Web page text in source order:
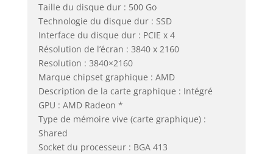
Taille du disque dur : 500 Go
Technologie du disque dur : SSD
Interface du disque dur : PCIE x 4
Résolution de l’écran : 3840 x 2160
Resolution : 3840×2160
Marque chipset graphique : AMD
Description de la carte graphique : Intégré
GPU : AMD Radeon *
Type de mémoire vive (carte graphique) :
Shared
Socket du processeur : BGA 413